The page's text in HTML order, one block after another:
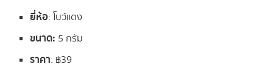
ยี่ห้อ: โบว์แดง
ขนาด: 5 กรัม
ราคา: ฿39